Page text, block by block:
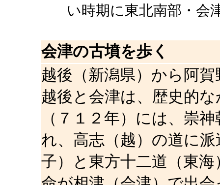
い時期に東北南部・会
会津の古墳を歩く
越後（新潟県）から阿
越後と会津は、歴史的
（７１２年）には、崇
れ、高志（越）の道に
子）と東方十二道（東